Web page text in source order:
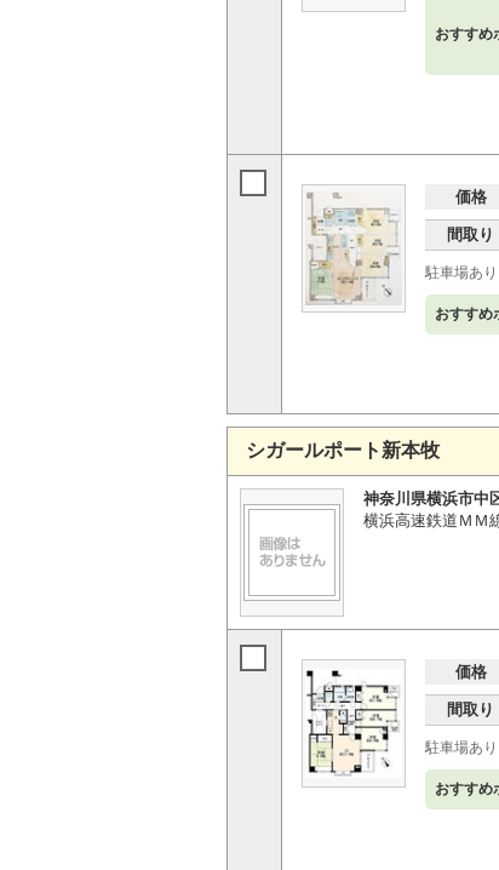
おすすめ
価格
間取り
駐車場あり
おすすめ
シガールポート新本牧
神奈川県横浜市中
横浜高速鉄道ＭＭ
価格
間取り
駐車場あり
おすすめ